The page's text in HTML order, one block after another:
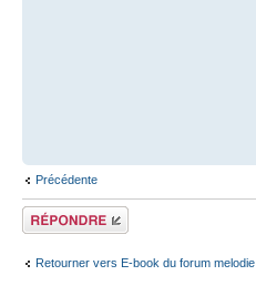
Précédente
Répondre
Retourner vers E-book du forum melodie